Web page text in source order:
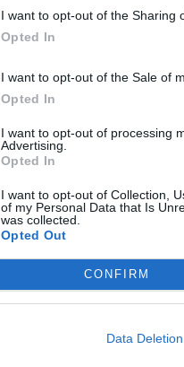
I want to opt-out of the Sharing
Opted In
I want to opt-out of the Sale of
Opted In
I want to opt-out of processing
Advertising.
Opted In
I want to opt-out of Collection,
of my Personal Data that Is
was collected.
Opted Out
CONFIRM
Data Deletion